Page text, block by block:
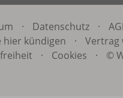
· Datenschutz ·
hier kündigen
· Vertrag
· Cookies · ©